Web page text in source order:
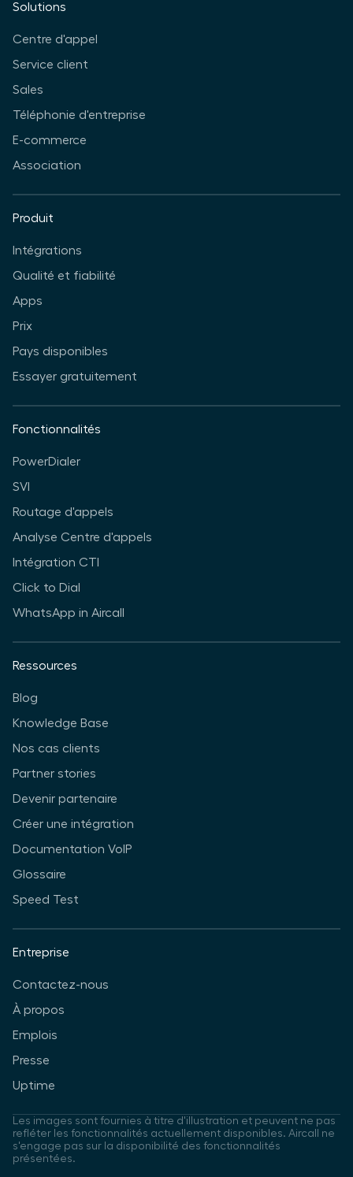
Solutions
Centre d'appel
Service client
Sales
Téléphonie d'entreprise
E-commerce
Association
Produit
Intégrations
Qualité et fiabilité
Apps
Prix
Pays disponibles
Essayer gratuitement
Fonctionnalités
PowerDialer
SVI
Routage d'appels
Analyse Centre d'appels
Intégration CTI
Click to Dial
WhatsApp in Aircall
Ressources
Blog
Knowledge Base
Nos cas clients
Partner stories
Devenir partenaire
Créer une intégration
Documentation VoIP
Glossaire
Speed Test
Entreprise
Contactez-nous
À propos
Emplois
Presse
Uptime
Les images sont fournies à titre d'illustration et peuvent ne pas
refléter les fonctionnalités actuellement disponibles. Aircall ne
s'engage pas sur la disponibilité des fonctionnalités
présentées.